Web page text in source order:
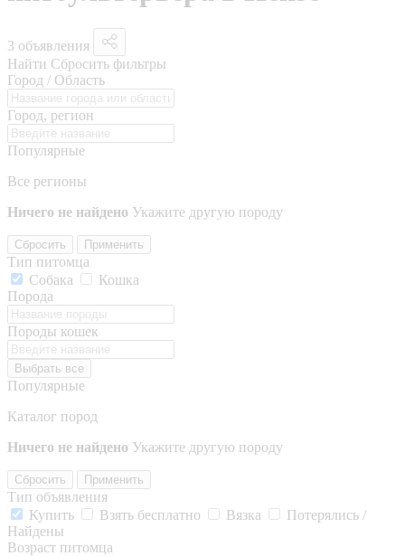
3 объявления
Найти Сбросить фильтры
Город / Область
Город, регион
Популярные
Все регионы
Ничего не найдено Укажите другую породу
Сбросить Применить
Тип питомца
Собака
Кошка
Порода
Породы кошек
Выбрать все
Популярные
Каталог пород
Ничего не найдено Укажите другую породу
Сбросить Применить
Тип объявления
Купить
Взять бесплатно Вязка
Потерялись /
Найдены
Возраст питомца